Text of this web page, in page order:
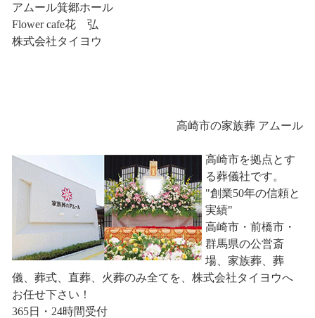
アムール箕郷ホール
Flower cafe花 弘
株式会社タイヨウ
高崎市の家族葬 アムール
高崎市を拠点とす
る葬儀社です。
"創業50年の信頼と
実績"
高崎市・前橋市・
群馬県の公営斎
場、家族葬、葬
儀、葬式、直葬、火葬のみ全てを、株式会社タイヨウへ
お任せ下さい！
365日・24時間受付